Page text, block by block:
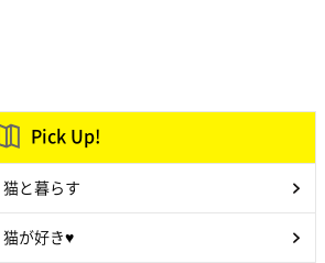
Pick Up!
猫と暮らす
猫が好き♥